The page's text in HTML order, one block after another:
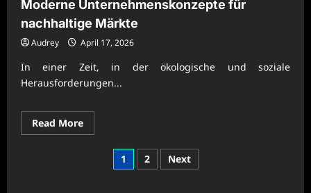
Moderne Unternehmenskonzepte für
nachhaltige Märkte
Audrey April 17, 2026
In einer Zeit, in der ökologische und soziale
Herausforderungen...
Read MoreRead
more
Moderne
Unternehmenskonzepte
Posts
1 2 Next